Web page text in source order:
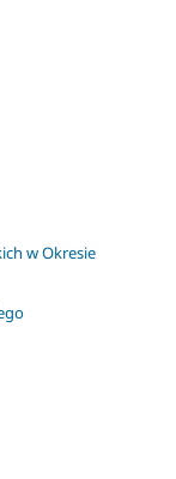
w Okresie